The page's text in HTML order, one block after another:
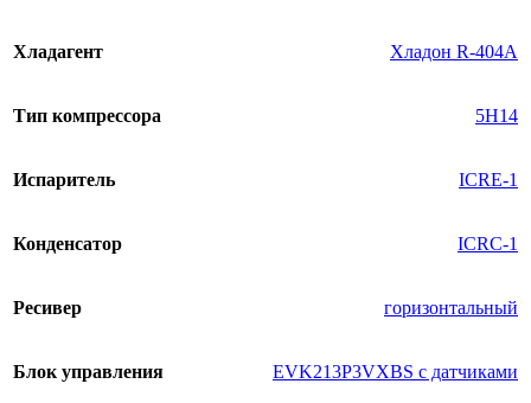
Хладагент Хладон R-404A
Тип компрессора 5H14
Испаритель ICRE-1
Конденсатор ICRC-1
Ресивер горизонтальный
Блок управления EVK213P3VXBS с датчиками